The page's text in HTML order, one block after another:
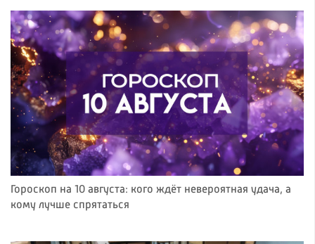
Гороскоп на 10 августа: кого ждёт невероятная удача, а
кому лучше спрятаться